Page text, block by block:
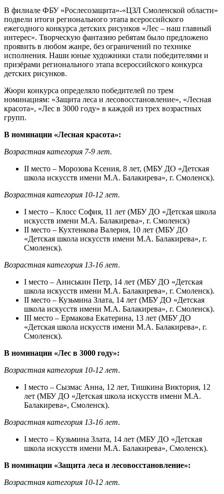
В филиале ФБУ «Рослесозащита»-«ЦЗЛ Смоленской области»
подвели итоги регионального этапа всероссийского
ежегодного конкурса детских рисунков «Лес – наш главный
интерес». Творческую фантазию ребятам было предложено
проявить в любом жанре, без ограничений по технике
исполнения. Наши юные художники стали победителями и
призёрами регионального этапа всероссийского конкурса
детских рисунков.
Жюри конкурса определяло победителей по трем
номинациям: «Защита леса и лесовосстановление», «Лесная
красота», «Лес в 3000 году» в каждой из трех возрастных
групп.
В номинации «Лесная красота»:
Возрастная категория 7-9 лет.
II место – Морозова Ксения, 8 лет, (МБУ ДО «Детская
школа искусств имени М.А. Балакирева», г. Смоленск).
Возрастная категория 10-12 лет.
I место – Клосс София, 11 лет (МБУ ДО «Детская школа
искусств имени М.А. Балакирева», г. Смоленск)
II место – Кухтенкова Валерия, 10 лет (МБУ ДО
«Детская школа искусств имени М.А. Балакирева», г.
Смоленск).
Возрастная категория 13-16 лет.
I место – Аниськин Петр, 14 лет (МБУ ДО «Детская
школа искусств имени М.А. Балакирева», г. Смоленск).
II место – Кузьмина Злата, 14 лет (МБУ ДО «Детская
школа искусств имени М.А. Балакирева», г. Смоленск).
III место – Ермакова Екатерина, 13 лет (МБУ ДО
«Детская школа искусств имени М.А. Балакирева», г.
Смоленск).
В номинации «Лес в 3000 году»:
Возрастная категория 10-12 лет.
I место – Сызмас Анна, 12 лет, Тишкина Виктория, 12
лет (МБУ ДО «Детская школа искусств имени М.А.
Балакирева», Смоленск).
Возрастная категория 13-16 лет.
I место – Кузьмина Злата, 14 лет (МБУ ДО «Детская
школа искусств имени М.А. Балакирева», Смоленск).
В номинации «Защита леса и лесовосстановление»:
Возрастная категория 10-12 лет.